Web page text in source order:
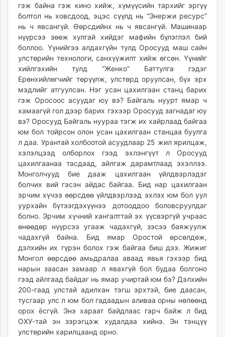
гэж байна гэж кино хийж, хүмүүсийн тархийг эргүү
болтол нь ховсдоод, эцэс сүүлд нь “Энержи ресурс”
нь ч явсангүй. Өөрсдийнх нь ч явсангүй. Машинаар
нүүрсээ зөөж хулгай хийдэг мафийн бүлэглэл бий
боллоо. Үүнийгээ алдахгүйн тулд Оросууд маш сайн
улстөрийн технологи, санхүүжилт хийж өгсөн. Үүнийг
хийлгэхийн тулд “Женко” Баттулга гэдэг
Ерөнхийлөгчийг төрүүлж, улстөрд оруулсан, бүх эрх
мэдлийг атгуулсан. Нэг усан цахилгаан станц барих
гэж Оросоос асуудаг юу вэ? Байгаль нуурт ямар ч
хамаагүй гол дээр барих гэхээр Оросууд загнадаг юу
вэ? Оросууд Байгаль нуураа тэгж их хайрлаад байгаа
юм бол тойрсон олон усан цахилгаан станцаа буулга
л даа. Урантай холбоотой асуудлаар 25 жил ярилцаж,
хэлэлцээд олборлох гээд эхлэнгүүт л Оросууд
цахилгаанаа тасдаад, айлгаж дарамтлаад эхэллээ.
Монголчууд бие дааж цахилгаан үйлдвэрлэдэг
болчих вий гэсэн айдас байгаа. Бид нар цахилгаан
эрчим хүчээ өөрсдөө үйлдвэрлээд эхлэх юм бол уул
уурхайн бүтээгдэхүүнээ дотооддоо боловсруулдаг
болно. Эрчим хүчний хангалттай эх үүсвэргүй учраас
өнөөдөр нүүрсээ угааж чадахгүй, зэсээ баяжуулж
чадахгүй байна. Бид ямар Оростой өрсөлдөж,
дэлхийн их гүрэн болох гэж байгаа биш дээ. Жижиг
Монгол өөрсдөө амьдралаа аваад явья гэхээр бид
нарын заасан замаар л явахгүй бол будаа болгоно
гээд айлгаад байдаг нь ямар учиртай юм бэ? Дэлхийн
200-гаад улстай адилхан тэгш эрхтэй, бие даасан,
тусгаар улс л юм бол гадаадын аливаа орны нөлөөнд
орох ёсгүй. Энэ хараат байдлаас гарч байж л бид
ОХУ-тай эн зэрэгцэж худалдаа хийнэ. Эн тэнцүү
улстөрийн харилцаанд орно.